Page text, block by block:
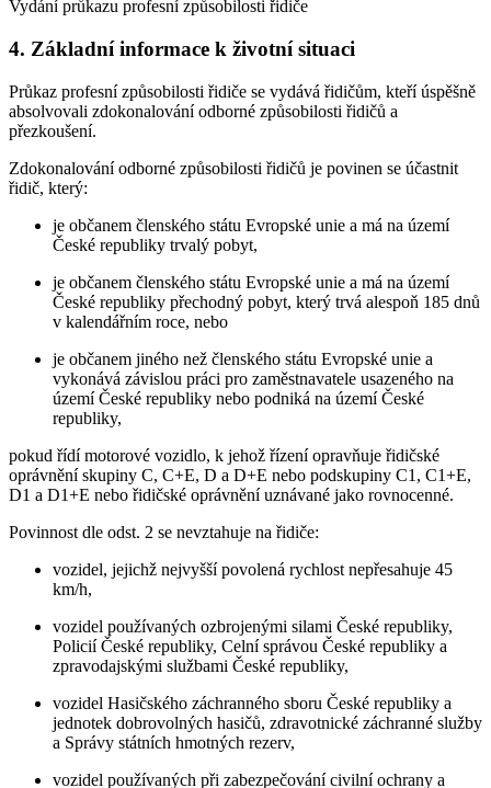
Vydání průkazu profesní způsobilosti řidiče
4. Základní informace k životní situaci
Průkaz profesní způsobilosti řidiče se vydává řidičům, kteří úspěšně
absolvovali zdokonalování odborné způsobilosti řidičů a
přezkoušení.
Zdokonalování odborné způsobilosti řidičů je povinen se účastnit
řidič, který:
je občanem členského státu Evropské unie a má na území
České republiky trvalý pobyt,
je občanem členského státu Evropské unie a má na území
České republiky přechodný pobyt, který trvá alespoň 185 dnů
v kalendářním roce, nebo
je občanem jiného než členského státu Evropské unie a
vykonává závislou práci pro zaměstnavatele usazeného na
území České republiky nebo podniká na území České
republiky,
pokud řídí motorové vozidlo, k jehož řízení opravňuje řidičské
oprávnění skupiny C, C+E, D a D+E nebo podskupiny C1, C1+E,
D1 a D1+E nebo řidičské oprávnění uznávané jako rovnocenné.
Povinnost dle odst. 2 se nevztahuje na řidiče:
vozidel, jejichž nejvyšší povolená rychlost nepřesahuje 45
km/h,
vozidel používaných ozbrojenými silami České republiky,
Policií České republiky, Celní správou České republiky a
zpravodajskými službami České republiky,
vozidel Hasičského záchranného sboru České republiky a
jednotek dobrovolných hasičů, zdravotnické záchranné služby
a Správy státních hmotných rezerv,
vozidel používaných při zabezpečování civilní ochrany a